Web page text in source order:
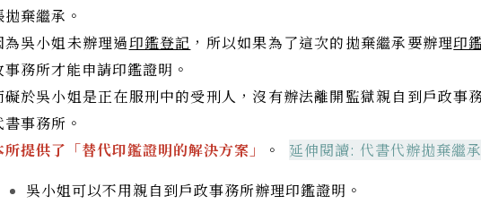
拋棄繼承。
為吳小姐未辦理過印鑑登記 ，所以如果為了這次的拋棄繼承要辦理印
事務所才能申請印鑑證明。
礙於吳小姐是正在服刑中的受刑人，沒有辦法離開監獄親自到戶政事
書事務所。
所提供了「替代印鑑證明的解決方案」
。 延伸閱讀: 代書代辦拋棄繼
吳小姐可以不用親自到戶政事務所辦理印鑑證明。